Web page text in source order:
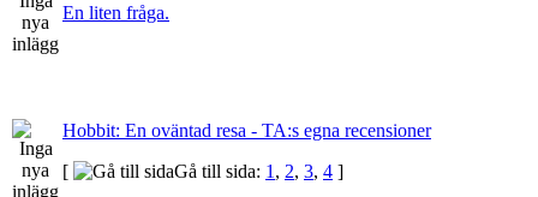
En liten fråga.
Hobbit: En oväntad resa - TA:s egna recensioner
[
Gå till sida: 1 , 2, 3, 4 ]